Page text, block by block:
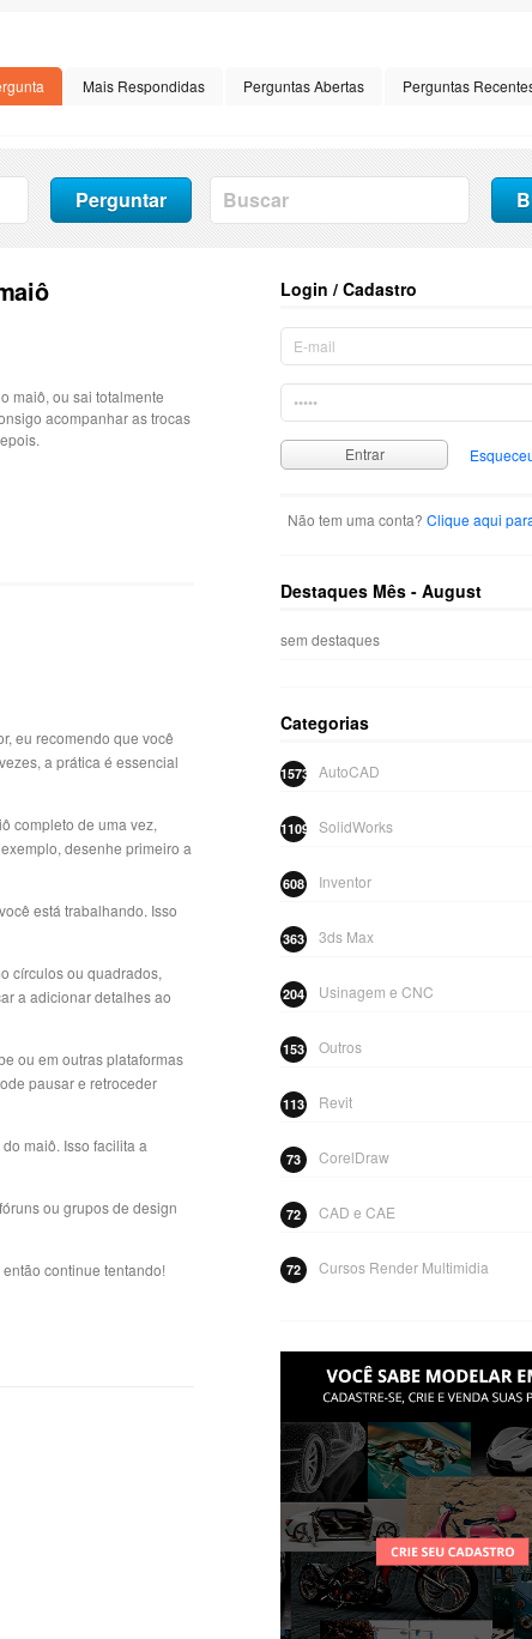
Mais Respondidas Perguntas Abertas Perguntas
maiô, ou sai totalmente
acompanhar as trocas
eu recomendo que você
a prática é essencial
completo de uma vez,
desenhe primeiro a
está trabalhando. Isso
círculos ou quadrados,
a adicionar detalhes ao
ou em outras plataformas
pausar e retroceder
maiô. Isso facilita a
ou grupos de design
continue tentando!
Login / Cadastro
Não tem uma conta? Clique aqui
Destaques Mês - August
sem destaques
Categorias
AutoCAD
1573
SolidWorks
1109
Inventor
608
3ds Max
363
Usinagem e CNC
204
Outros
153
Revit
113
CorelDraw
73
CAD e CAE
72
Cursos Render Multimidia
72